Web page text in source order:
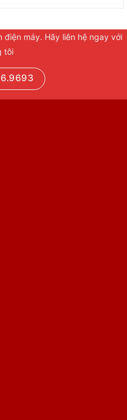
điện máy. Hãy liên hệ ngay với
tôi